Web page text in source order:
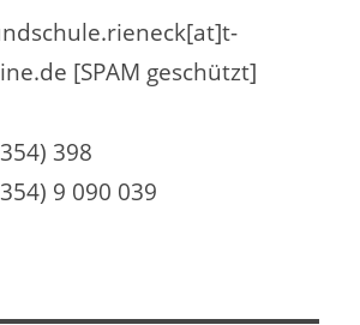
[SPAM geschützt]
398
9 090 039